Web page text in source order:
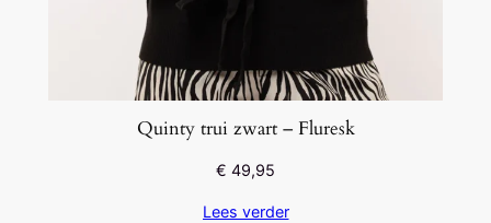
Quinty trui zwart – Fluresk
€ 49,95
Lees verder